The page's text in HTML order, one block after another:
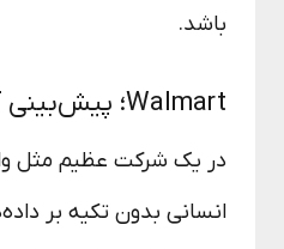
باشد.
Walmart؛ پیش‌بینی آینده با داده‌ها
در یک شرکت عظیم مثل
انسانی بدون تکیه بر